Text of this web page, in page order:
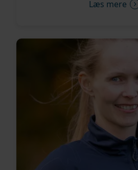
Læs mere